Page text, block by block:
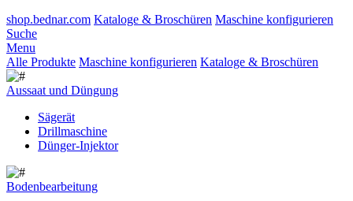
shop.bednar.com Kataloge & Broschüren Maschine konfigurieren
Suche
Menu
Alle Produkte Maschine konfigurieren Kataloge & Broschüren
Aussaat und Düngung
Sägerät
Drillmaschine
Dünger-Injektor
Bodenbearbeitung